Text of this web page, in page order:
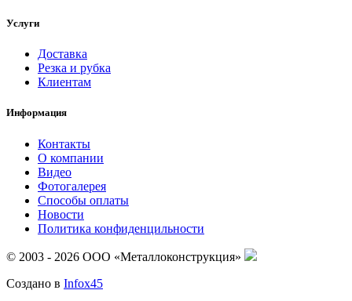
Услуги
Доставка
Резка и рубка
Клиентам
Информация
Контакты
О компании
Видео
Фотогалерея
Способы оплаты
Новости
Политика конфиденцильности
© 2003 - 2026 ООО «Металлоконструкция»
Создано в Infox45